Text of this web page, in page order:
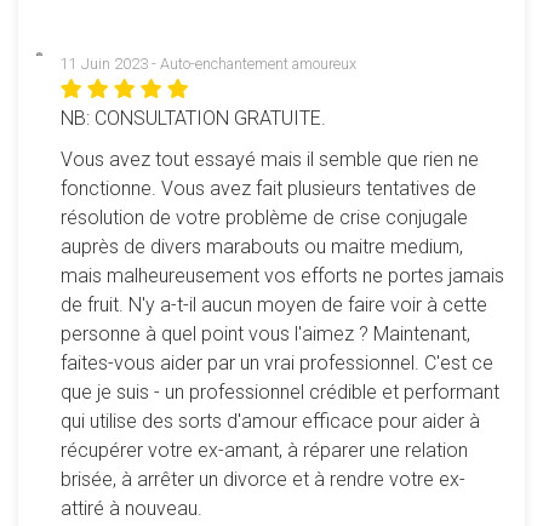
apparaît pour afficher le verbe en anglais, le preterit, le
participe passé, la traduction et, le cas échéant, une
deuxième traduction acceptée. Cela permet une révision à
l'intérieur même du jeu (on peut toujours le faire à travers
les fiches téléchargeables sous le jeu bien entendu).
Au passage un petit bug a été corrigé sur l'affichage du
nombre de verbes sélectionnés, il n'était notamment pas
mis à jour lorsque l'on sélectionnait tous les verbes, ce qui
pouvait être gênant.
La traduction du verbe to lead a été corrigée (une rebellion
commençait à monter à ce sujet, outre les commentaires,
pas tous validés, car redondants) pas mal de mails
demandaient cette correction. C'est fait.
Pour le verbe être, si l'on met "were" à la place de "was", la
réponse est considérée comme bonne (mais le mot was
est indiqué lors de la correction).
11 Juin 2023 - Auto-enchantement amoureux
NB: CONSULTATION GRATUITE.
Vous avez tout essayé mais il semble que rien ne
fonctionne. Vous avez fait plusieurs tentatives de
résolution de votre problème de crise conjugale
auprès de divers marabouts ou maitre medium,
mais malheureusement vos efforts ne portes jamais
de fruit. N'y a-t-il aucun moyen de faire voir à cette
personne à quel point vous l'aimez ? Maintenant,
faites-vous aider par un vrai professionnel. C'est ce
que je suis - un professionnel crédible et performant
qui utilise des sorts d'amour efficace pour aider à
récupérer votre ex-amant, à réparer une relation
brisée, à arrêter un divorce et à rendre votre ex-
attiré à nouveau.